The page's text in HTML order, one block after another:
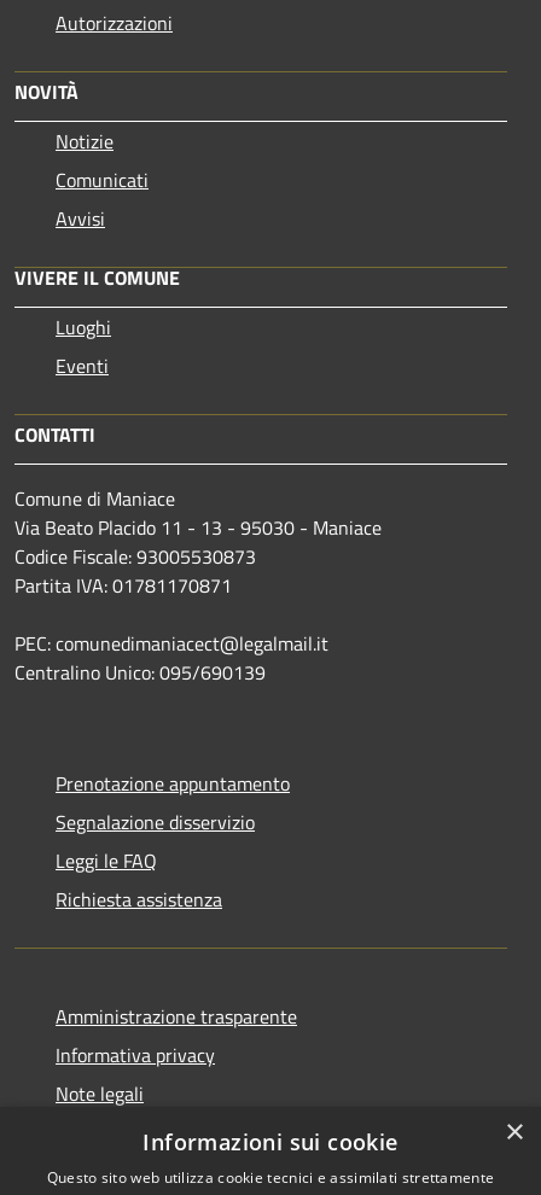
Autorizzazioni
NOVITÀ
Notizie
Comunicati
Avvisi
VIVERE IL COMUNE
Luoghi
Eventi
CONTATTI
Comune di Maniace
Via Beato Placido 11 - 13 - 95030 - Maniace
Codice Fiscale: 93005530873
Partita IVA: 01781170871
PEC: comunedimaniacect@legalmail.it
Centralino Unico: 095/690139
Prenotazione appuntamento
Segnalazione disservizio
Leggi le FAQ
Richiesta assistenza
Amministrazione trasparente
Informativa privacy
Note legali
Dichiarazione di accessibilità
×
Informazioni sui cookie
Questo sito web utilizza cookie tecnici e assimilati strettamente